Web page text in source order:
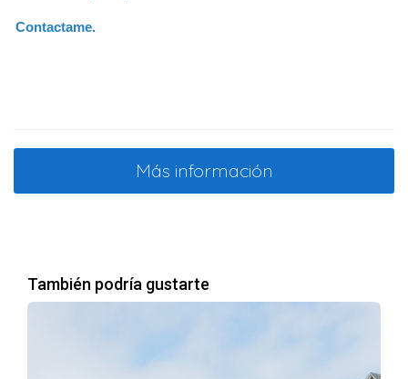
Contactame.
Más información
También podría gustarte